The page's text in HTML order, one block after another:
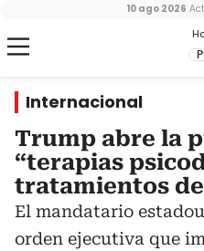
10 ago 2026
Internacional
Trump abre la
“terapias
tratamientos
El mandatario
orden ejecutiva que